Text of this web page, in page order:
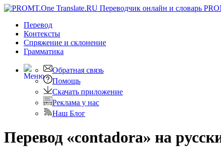
Перевод
Контексты
Спряжение и склонение
Грамматика
Обратная связь
Помощь
Скачать приложение
Реклама у нас
Наш Блог
Перевод «contadora» на